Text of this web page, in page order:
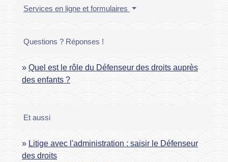
Services en ligne et formulaires
Questions ? Réponses !
Quel est le rôle du Défenseur des droits auprès
des enfants ?
Et aussi
Litige avec l'administration : saisir le Défenseur
des droits